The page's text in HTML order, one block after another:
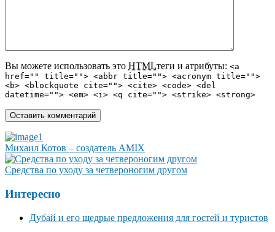
Вы можете использовать это HTMLтеги и атрибуты: <a
href="" title=""> <abbr title=""> <acronym title="">
<b> <blockquote cite=""> <cite> <code> <del
datetime=""> <em> <i> <q cite=""> <strike> <strong>
Михаил Котов – создатель AMIX
Средства по уходу за четвероногим другом
Интересно
Дубай и его щедрые предложения для гостей и туристов